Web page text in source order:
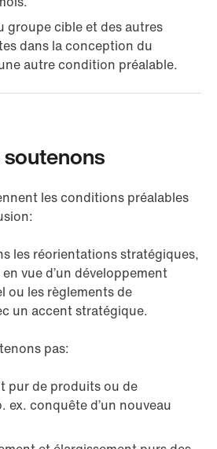
groupe cible et des autres
dans la conception du
autre condition préalable.
les conditions préalables
les réorientations stratégiques,
vue d’un développement
ou les règlements de
un accent stratégique.
pas:
pur de produits ou de
ex. conquête d’un nouveau